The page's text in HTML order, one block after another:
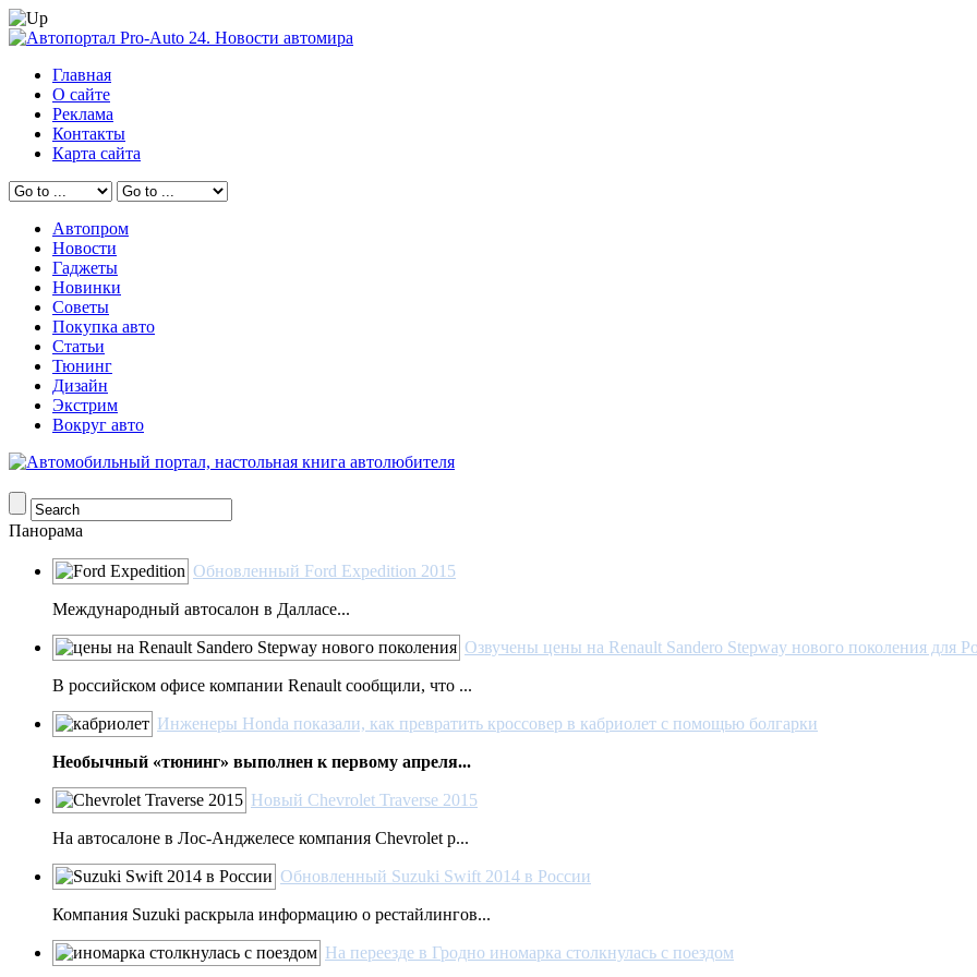
Главная
О сайте
Реклама
Контакты
Карта сайта
Автопром
Новости
Гаджеты
Новинки
Советы
Покупка авто
Статьи
Тюнинг
Дизайн
Экстрим
Вокруг авто
Панорама
Обновленный Ford Expedition 2015
Международный автосалон в Далласе...
Озвучены цены на Renault Sandero Stepway нового поколения для
В российском офисе компании Renault сообщили, что ...
Инженеры Honda показали, как превратить кроссовер в кабриолет с помощью болгарки
Необычный «тюнинг» выполнен к первому апреля...
Новый Chevrolet Traverse 2015
На автосалоне в Лoc-Анджелесе компания Chevrolet р...
Обновленный Suzuki Swift 2014 в России
Компания Suzuki раскрыла информацию о рестайлингов...
На переезде в Гродно иномарка столкнулась с поездом